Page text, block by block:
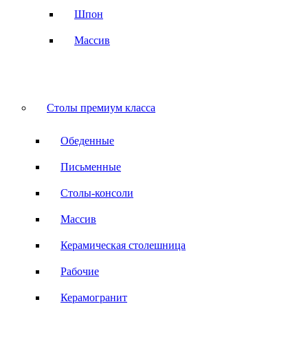
Шпон
Массив
Столы премиум класса
Обеденные
Письменные
Столы-консоли
Массив
Керамическая столешница
Рабочие
Керамогранит